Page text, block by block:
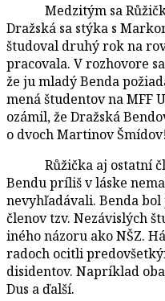
Medzitým sa Růžička
Dražská sa stýka s
študoval druhý rok na
pracovala. V rozhovore
že ju mladý Benda
mená študentov na MFF
ozámil, že Dražská
o dvoch Martinov
Růžička aj ostatní
Bendu príliš v láske
nevyhľadávali. Benda
členov tzv. Nezávislých
iného názoru ako NŠZ.
radoch ocitli
disidentov. Napríklad
Dus a ďalší.